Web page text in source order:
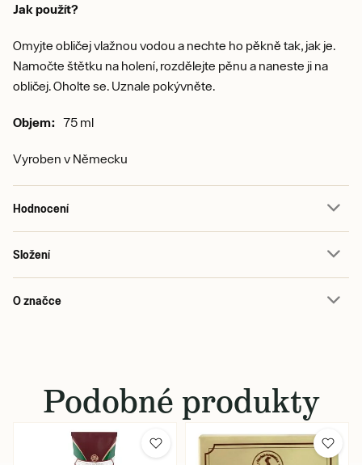
Jak použít?
Omyjte obličej vlažnou vodou a nechte ho pěkně tak, jak je.
Namočte štětku na holení, rozdělejte pěnu a naneste ji na
obličej. Oholte se. Uznale pokývněte.
Objem: 75 ml
Vyroben v Německu
Hodnocení
Složení
O značce
Podobné produkty